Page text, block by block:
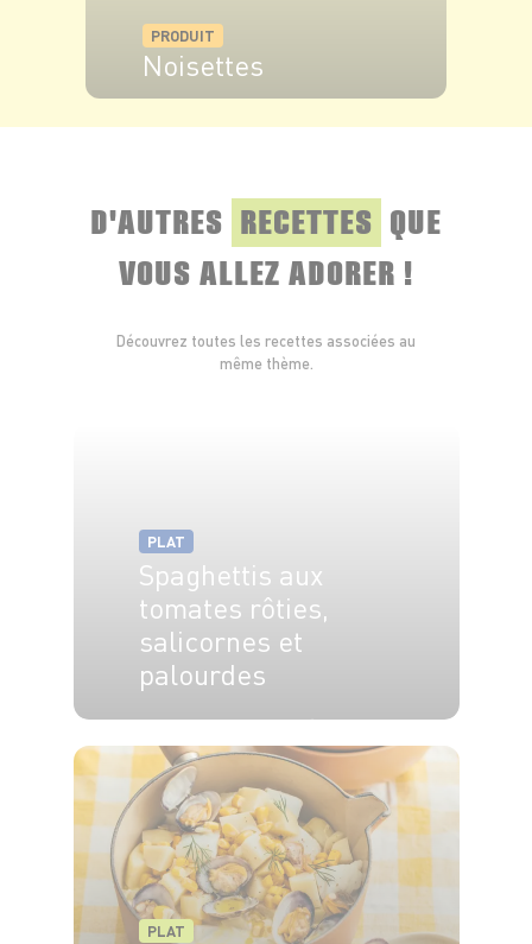
PRODUIT
Noisettes
D'AUTRES RECETTES QUE
VOUS ALLEZ ADORER !
Découvrez toutes les recettes associées au
même thème.
PLAT
Spaghettis aux
tomates rôties,
salicornes et
palourdes
PLAT